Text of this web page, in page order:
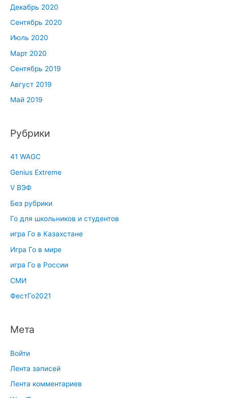
Декабрь 2020
Сентябрь 2020
Июль 2020
Март 2020
Сентябрь 2019
Август 2019
Май 2019
Рубрики
41 WAGC
Genius Extreme
V ВЭФ
Без рубрики
Го для школьников и студентов
игра Го в Казахстане
Игра Го в мире
игра Го в России
СМИ
ФестГо2021
Мета
Войти
Лента записей
Лента комментариев